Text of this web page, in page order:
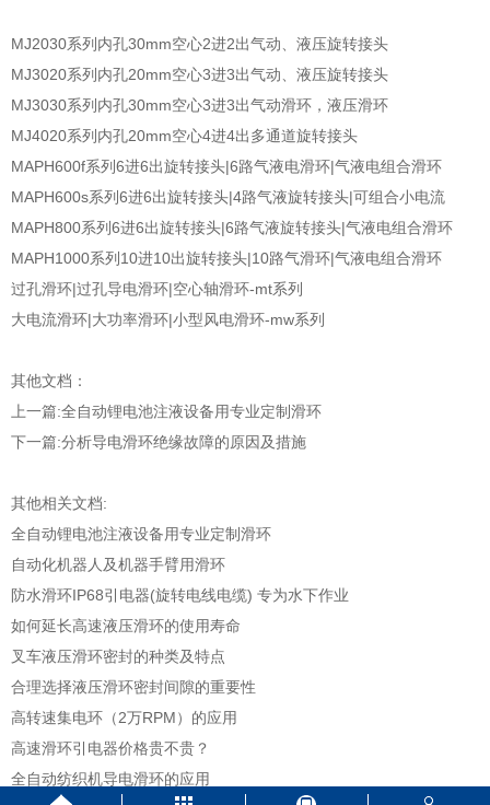
MJ2030系列内孔30mm空心2进2出气动、液压旋转接头
MJ3020系列内孔20mm空心3进3出气动、液压旋转接头
MJ3030系列内孔30mm空心3进3出气动滑环，液压滑环
MJ4020系列内孔20mm空心4进4出多通道旋转接头
MAPH600f系列6进6出旋转接头|6路气液电滑环|气液电组合滑环
MAPH600s系列6进6出旋转接头|4路气液旋转接头|可组合小电流
MAPH800系列6进6出旋转接头|6路气液旋转接头|气液电组合滑环
MAPH1000系列10进10出旋转接头|10路气滑环|气液电组合滑环
过孔滑环|过孔导电滑环|空心轴滑环-mt系列
大电流滑环|大功率滑环|小型风电滑环-mw系列
其他文档：
上一篇:全自动锂电池注液设备用专业定制滑环
下一篇:分析导电滑环绝缘故障的原因及措施
其他相关文档:
全自动锂电池注液设备用专业定制滑环
自动化机器人及机器手臂用滑环
防水滑环IP68引电器(旋转电线电缆) 专为水下作业
如何延长高速液压滑环的使用寿命
叉车液压滑环密封的种类及特点
合理选择液压滑环密封间隙的重要性
高转速集电环（2万RPM）的应用
高速滑环引电器价格贵不贵？
全自动纺织机导电滑环的应用